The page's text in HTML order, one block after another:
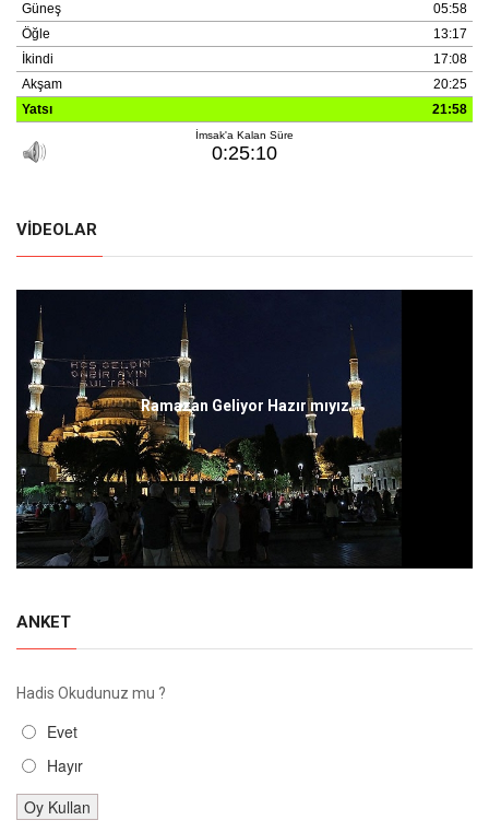
VIDEOLAR
Ramazan Geliyor Hazır mıyız
ANKET
Hadis Okudunuz mu ?
Evet
Hayır